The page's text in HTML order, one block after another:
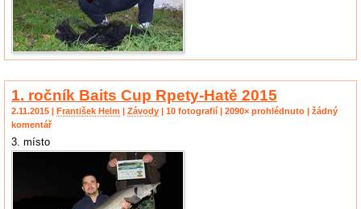
1. ročník Baits Cup Rpety-Hatě 2015
2.11.2015 | František Helm Závody | 10 fotografií | 2090× prohlédnuto | žádný
komentář
3. místo